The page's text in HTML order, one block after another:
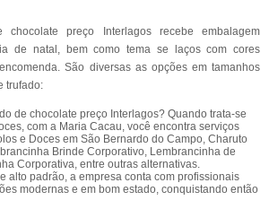
preço Interlagos recebe embalagem
de natal, bem como tema se laços com cores
São diversas as opções em tamanhos
trufado:
de chocolate preço Interlagos? Quando trata-se
com a Maria Cacau, você encontra serviços
e Doces em São Bernardo do Campo, Charuto
Brinde Corporativo, Lembrancinha de
Corporativa, entre outras alternativas.
alto padrão, a empresa conta com profissionais
modernas e em bom estado, conquistando então